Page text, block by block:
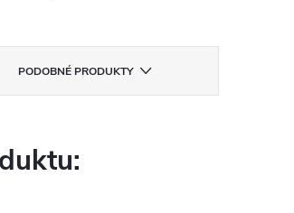
PODOBNÉ PRODUKTY